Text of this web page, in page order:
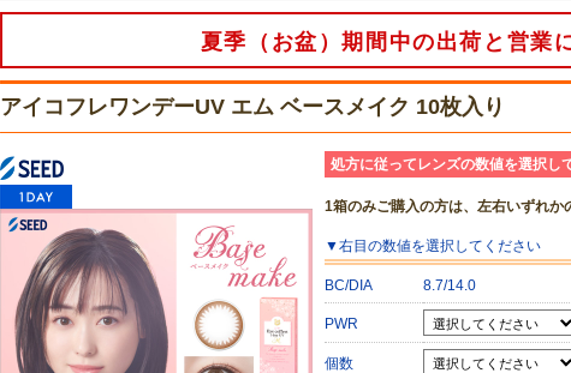
夏季（お盆）期間中の出荷と営業
アイコフレワンデーUV エム ベースメイク 10枚入り
処方に従ってレンズの数値を選択し
1箱のみご購入の方は、左右いずれか
▼右目の数値を選択してください
BC/DIA 8.7/14.0
PWR
個数